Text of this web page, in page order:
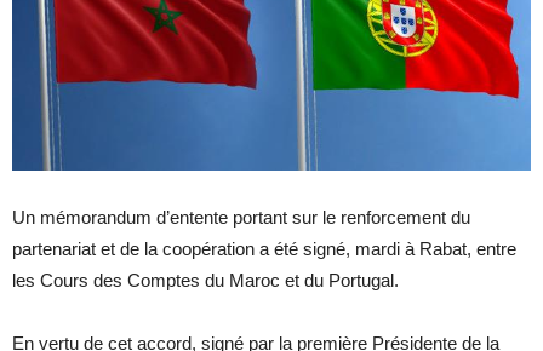
Un mémorandum d’entente portant sur le renforcement du
partenariat et de la coopération a été signé, mardi à Rabat, entre
les Cours des Comptes du Maroc et du Portugal.
En vertu de cet accord, signé par la première Présidente de la